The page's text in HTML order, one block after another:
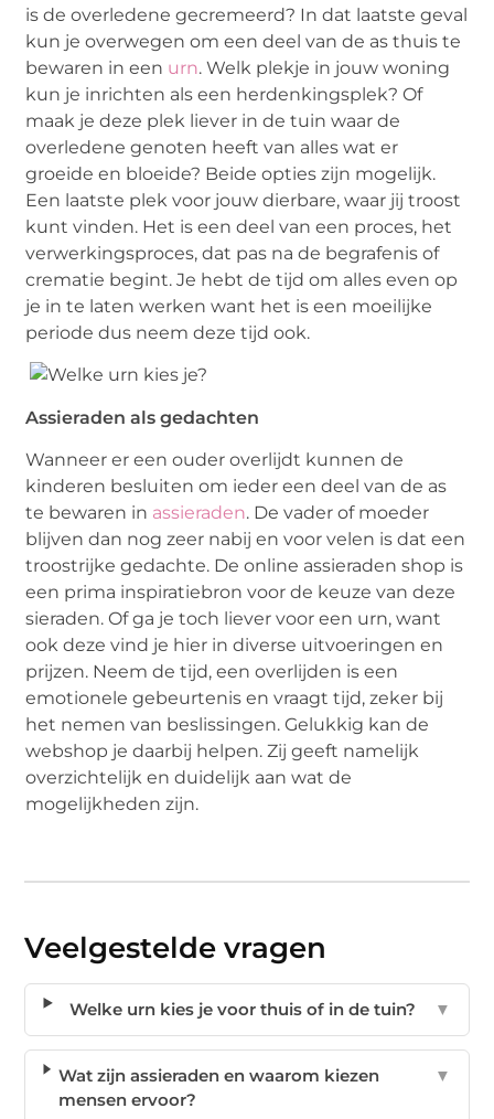
is de overledene gecremeerd? In dat laatste geval
kun je overwegen om een deel van de as thuis te
bewaren in een urn. Welk plekje in jouw woning
kun je inrichten als een herdenkingsplek? Of
maak je deze plek liever in de tuin waar de
overledene genoten heeft van alles wat er
groeide en bloeide? Beide opties zijn mogelijk.
Een laatste plek voor jouw dierbare, waar jij troost
kunt vinden. Het is een deel van een proces, het
verwerkingsproces, dat pas na de begrafenis of
crematie begint. Je hebt de tijd om alles even op
je in te laten werken want het is een moeilijke
periode dus neem deze tijd ook.
Assieraden als gedachten
Wanneer er een ouder overlijdt kunnen de
kinderen besluiten om ieder een deel van de as
te bewaren in assieraden. De vader of moeder
blijven dan nog zeer nabij en voor velen is dat een
troostrijke gedachte. De online assieraden shop is
een prima inspiratiebron voor de keuze van deze
sieraden. Of ga je toch liever voor een urn, want
ook deze vind je hier in diverse uitvoeringen en
prijzen. Neem de tijd, een overlijden is een
emotionele gebeurtenis en vraagt tijd, zeker bij
het nemen van beslissingen. Gelukkig kan de
webshop je daarbij helpen. Zij geeft namelijk
overzichtelijk en duidelijk aan wat de
mogelijkheden zijn.
Veelgestelde vragen
Welke urn kies je voor thuis of in de tuin? ▼
Wat zijn assieraden en waarom kiezen
mensen ervoor?
▼